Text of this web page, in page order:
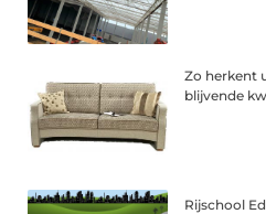
Zo herkent
blijvende
Rijschool